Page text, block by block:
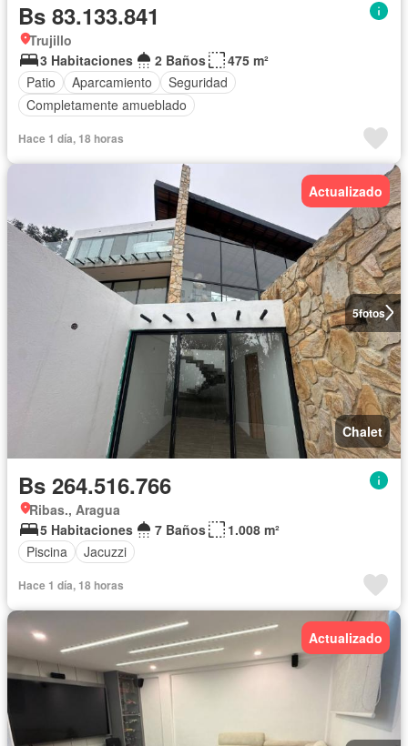
Bs 83.133.841
Trujillo
3 Habitaciones
2 Baños
475 m²
Patio
Aparcamiento
Seguridad
Completamente amueblado
Hace 1 día, 18 horas
5fotos
Actualizado
Chalet
Bs 264.516.766
Ribas., Aragua
5 Habitaciones
7 Baños
1.008 m²
Piscina
Jacuzzi
Hace 1 día, 18 horas
Actualizado